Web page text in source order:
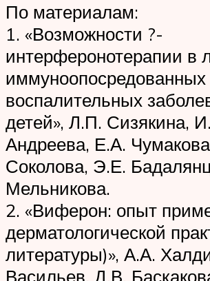
По материалам:
1. «Возможности ?-
интерферонотерапии в
иммуноопосредованных
воспалительных
детей», Л.П. Сизякина,
Андреева, Е.А.
Соколова, Э.Е.
Мельникова.
2. «Виферон: опыт
дерматологической
литературы)», А.А.
Васильев, Д.В.